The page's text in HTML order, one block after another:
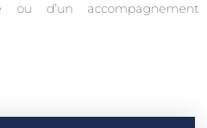
ou d’un accompagnement